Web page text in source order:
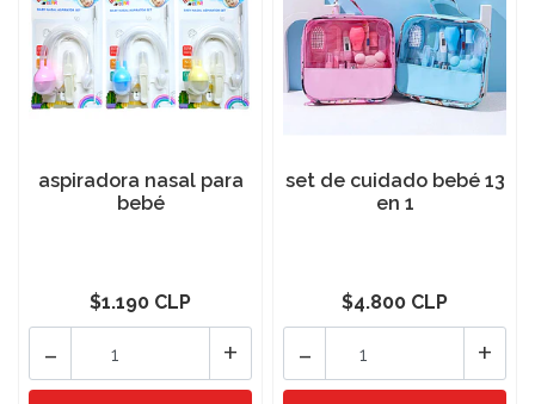
aspiradora nasal para
bebé
$1.190 CLP
+
-
set de cuidado bebé 13
en 1
$4.800 CLP
+
-